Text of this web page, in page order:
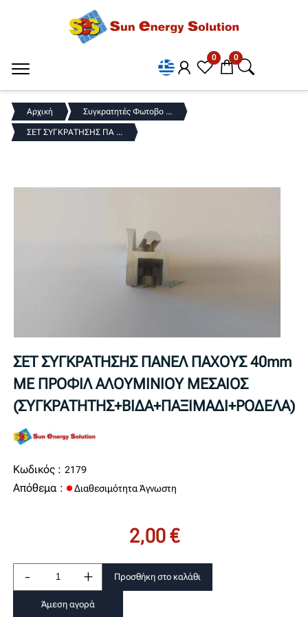
0 0
Αρχική Συγκρατητές Φωτοβο ...
ΣΕΤ ΣΥΓΚΡΑΤΗΣΗΣ ΠΑ ...
ΣΕΤ ΣΥΓΚΡΑΤΗΣΗΣ ΠΑΝΕΛ ΠΑΧΟΥΣ 40mm
ΜΕ ΠΡΟΦΙΛ ΑΛΟΥΜΙΝΙΟΥ ΜΕΣΑΙΟΣ
(ΣΥΓΚΡΑΤΗΤΗΣ+ΒΙΔΑ+ΠΑΞΙΜΑΔΙ+ΡΟΔΕΛΑ)
Κωδικός : 2179
Απόθεμα : Διαθεσιμότητα Άγνωστη
2,00 €
- + Προσθήκη στο καλάθι
Άμεση αγορά